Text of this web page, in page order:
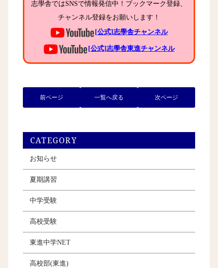
志學舎ではSNSで情報発信中！ブックマーク登録、
チャンネル登録をお願いします！
[公式]志學舎チャンネル
[公式]志學舎東進チャンネル
前ページ 一覧へ戻る 次ページ
CATEGORY
お知らせ
夏期講習
中学受験
高校受験
東進中学NET
高校部(東進)